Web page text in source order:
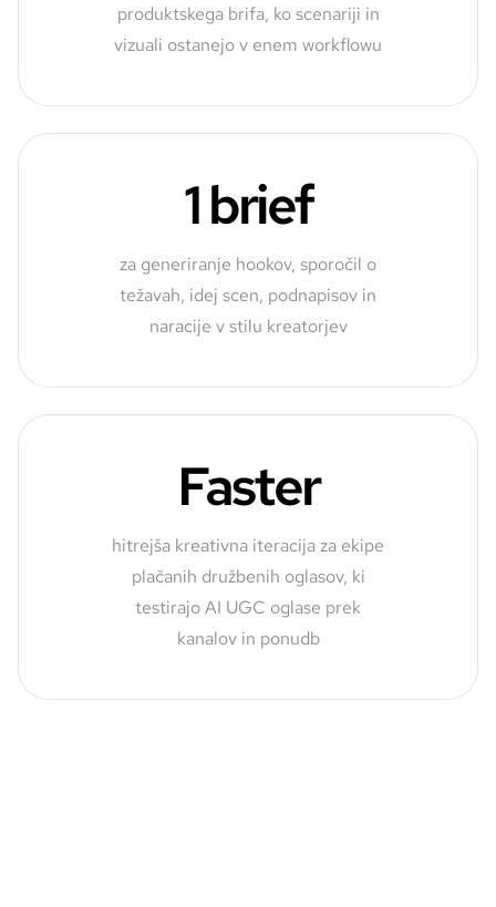
produktskega brifa, ko scenariji in
vizuali ostanejo v enem workflowu
1 brief
za generiranje hookov, sporočil o
težavah, idej scen, podnapisov in
naracije v stilu kreatorjev
Faster
hitrejša kreativna iteracija za ekipe
plačanih družbenih oglasov, ki
testirajo AI UGC oglase prek
kanalov in ponudb